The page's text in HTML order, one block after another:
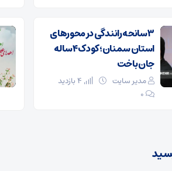
۳ سانحه رانندگی در محورهای
استان سمنان؛ کودک ۴ ساله
جان باخت
مدیر سایت
۰